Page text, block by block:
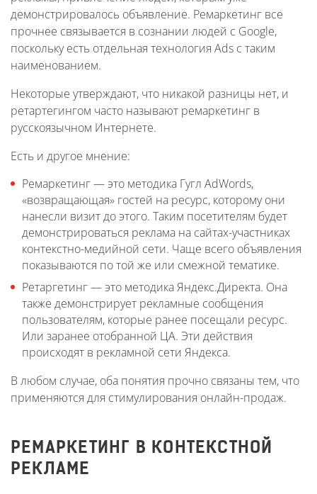
демонстрировалось объявление. Ремаркетинг все
прочнее связывается в сознании людей с Google,
поскольку есть отдельная технология Ads с таким
наименованием.
Некоторые утверждают, что никакой разницы нет, и
ретартегингом часто называют ремаркетинг в
русскоязычном Интернете.
Есть и другое мнение:
Ремаркетинг — это методика Гугл AdWords,
«возвращающая» гостей на ресурс, которому они
нанесли визит до этого. Таким посетителям будет
демонстрироваться реклама на сайтах-участниках
контекстно-медийной сети. Чаще всего объявления
показываются по той же или смежной тематике.
Ретаргетинг — это методика Яндекс.Директа. Она
также демонстрирует рекламные сообщения
пользователям, которые ранее посещали ресурс.
Или заранее отобранной ЦА. Эти действия
происходят в рекламной сети Яндекса.
В любом случае, оба понятия прочно связаны тем, что
применяются для стимулирования онлайн-продаж.
РЕМАРКЕТИНГ В КОНТЕКСТНОЙ
РЕКЛАМЕ